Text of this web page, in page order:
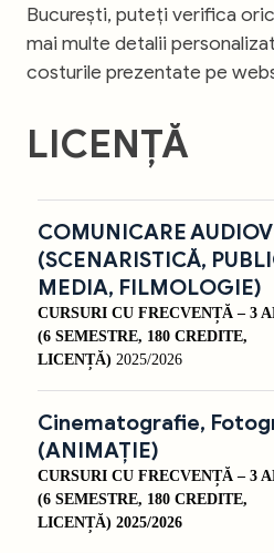
București, puteți verifica
mai multe detalii
costurile prezentate pe
LICENȚĂ
COMUNICARE
(SCENARISTICĂ,
MEDIA, FILMOLOGIE)
CURSURI CU FRECVENȚĂ – 3
(6 SEMESTRE, 180 CREDITE,
LICENȚĂ) 2025/2026
Cinematografie,
(ANIMAȚIE)
CURSURI CU FRECVENȚĂ – 3
(6 SEMESTRE, 180 CREDITE,
LICENȚĂ) 2025/2026